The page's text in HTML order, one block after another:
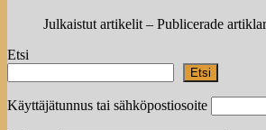
Julkaistut artikelit – Publicerade artiklar
Etsi
Etsi
Käyttäjätunnus tai sähköpostiosoite